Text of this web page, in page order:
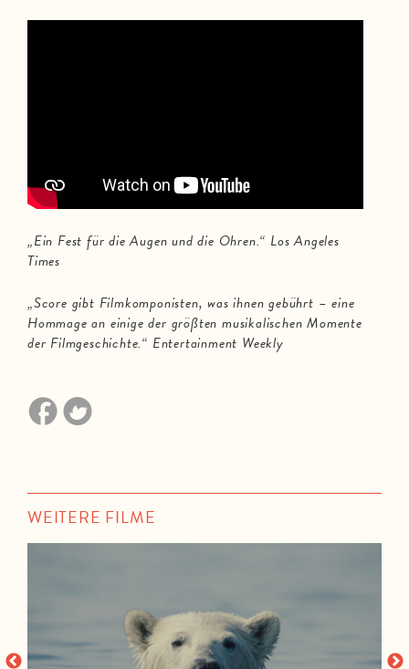
„Ein Fest für die Augen und die Ohren.“ Los Angeles
Times
„Score gibt Filmkomponisten, was ihnen gebührt – eine
Hommage an einige der größten musikalischen Momente
der Filmgeschichte.“ Entertainment Weekly
WEITERE FILME